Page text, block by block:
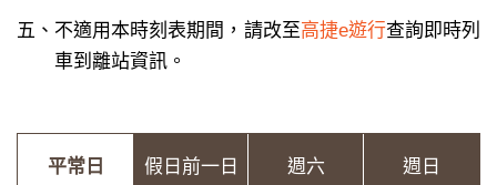
五、不適用本時刻表期間，請改至高捷e遊行查詢即時列
車到離站資訊。
平常日 假日前一日 週六 週日